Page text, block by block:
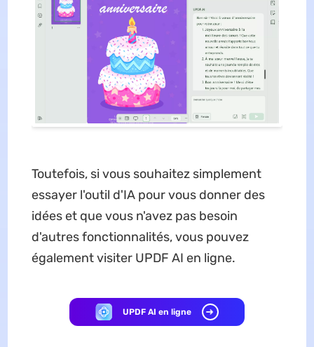
Toutefois, si vous souhaitez simplement
essayer l'outil d'IA pour vous donner des
idées et que vous n'avez pas besoin
d'autres fonctionnalités, vous pouvez
également visiter UPDF AI en ligne.
UPDF AI en ligne